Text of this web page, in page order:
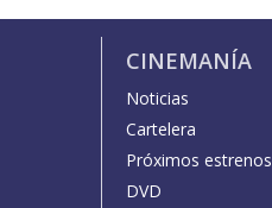
CINEMANÍA
Noticias
Cartelera
Próximos estrenos
DVD